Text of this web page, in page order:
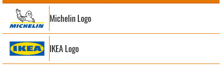
Michelin Logo
IKEA Logo